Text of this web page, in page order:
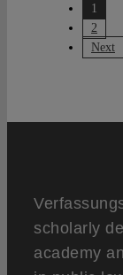
1
2
Next
scholarly
academy